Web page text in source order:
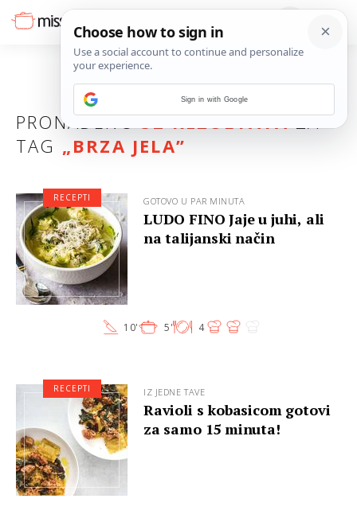
PRONAĐENO52 REZULTATAZA
TAG „BRZA JELA”
GOTOVO U PAR MINUTA
LUDO FINO Jaje u juhi, ali
na talijanski način
10' 5' 4
RECEPTI
IZ JEDNE TAVE
Ravioli s kobasicom gotovi
za samo 15 minuta!
RECEPTI
Sign in with Google